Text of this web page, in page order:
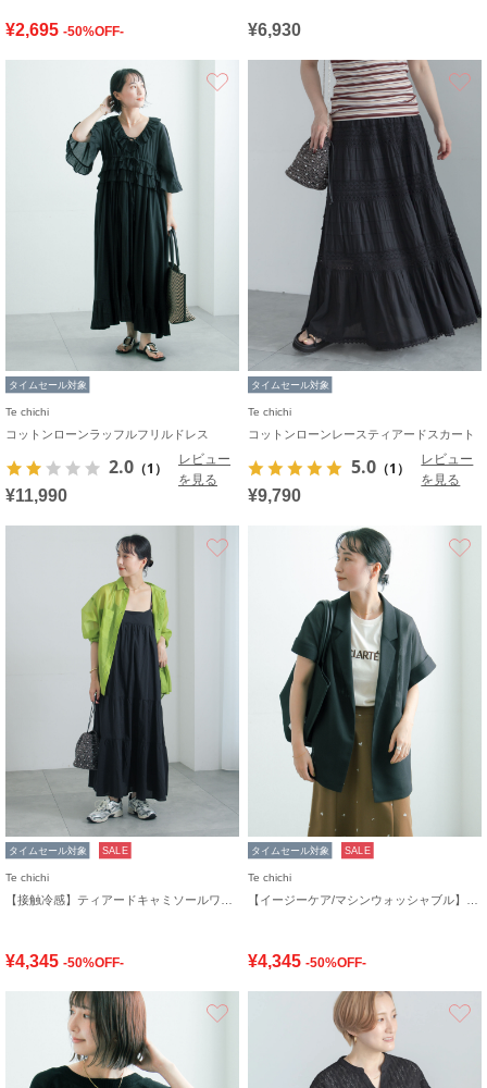
¥2,695 -50%OFF- ¥6,930
タイムセール対象
Te chichi
コットンローンラッフルフリルドレス
2.0 （1）
レビュー
を見る
¥11,990
タイムセール対象
Te chichi
コットンローンレースティアードスカート
5.0 （1）
レビュー
を見る
¥9,790
タイムセール対象 SALE
Te chichi
¥4,345 -50%OFF-
タイムセール対象 SALE
Te chichi
¥4,345 -50%OFF-